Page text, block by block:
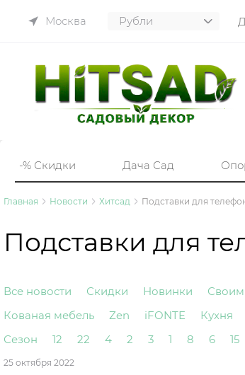
Москва
-% Скидки Дача Сад
Главная Новости Хитсад Подставки для
Подставки для
Все новости Скидки Новинки
Кованая мебель
Zen iFONTE Кухня
Сезон
12 22 4 2 3 1 8 6 15
25 октября 2022